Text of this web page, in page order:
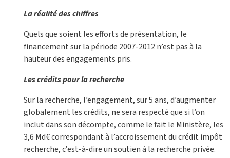
La réalité des chiffres
Quels que soient les efforts de présentation, le
financement sur la période 2007-2012 n’est pas à la
hauteur des engagements pris.
Les crédits pour la recherche
Sur la recherche, l’engagement, sur 5 ans, d’augmenter
globalement les crédits, ne sera respecté que si l’on
inclut dans son décompte, comme le fait le Ministère, les
3,6 Md€ correspondant à l’accroissement du crédit impôt
recherche, c’est-à-dire un soutien à la recherche privée.